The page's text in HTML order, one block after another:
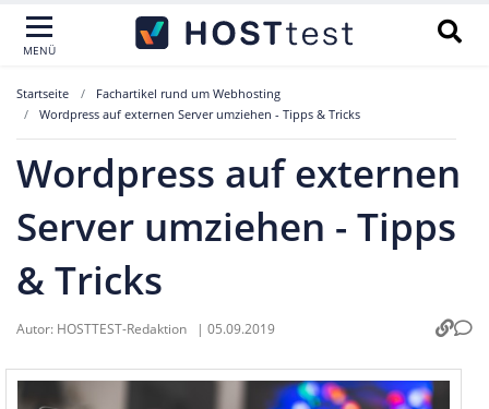
MENÜ
Startseite
Fachartikel rund um Webhosting
Wordpress auf externen Server umziehen - Tipps & Tricks
Wordpress auf externen
Server umziehen - Tipps
& Tricks
Autor: HOSTTEST-Redaktion | 05.09.2019